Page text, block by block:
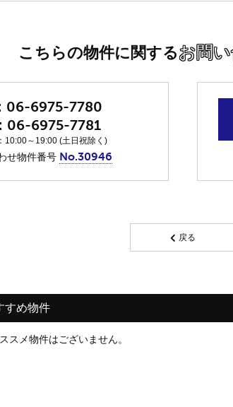
こちらの物件に関するお問
06-6975-7780
06-6975-7781
10:00～19:00 (土日祝除く)
せ物件番号 No.30946
戻る
すめ物件
スメ物件はございません。